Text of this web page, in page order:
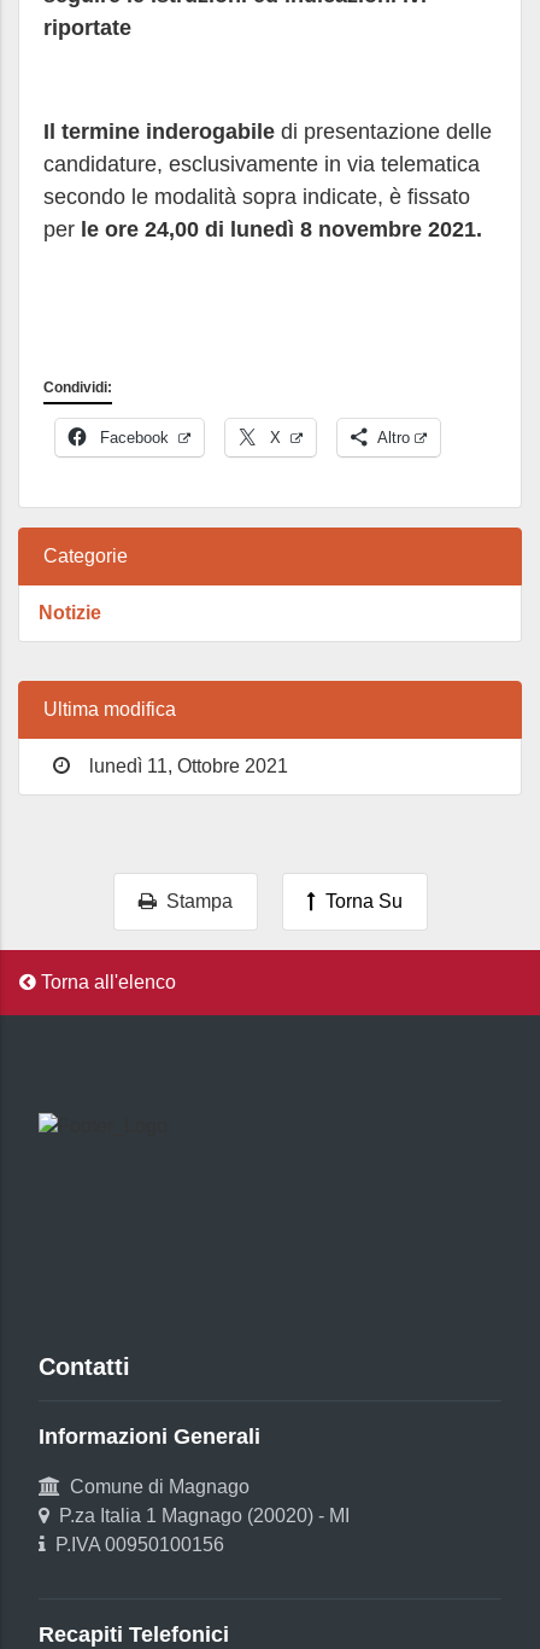
riportate
Il termine inderogabile di presentazione delle
candidature, esclusivamente in via telematica
secondo le modalità sopra indicate, è fissato
per le ore 24,00 di lunedì 8 novembre 2021.
Condividi:
Facebook X Altro
Categorie
Notizie
Ultima modifica
lunedì 11, Ottobre 2021
Stampa Torna Su
Torna all'elenco
Contatti
Informazioni Generali
Comune di Magnago
P.za Italia 1 Magnago (20020) - MI
P.IVA 00950100156
Recapiti Telefonici